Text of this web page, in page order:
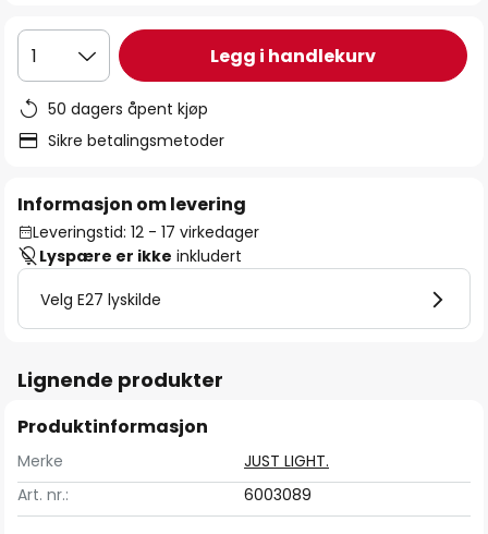
1 Legg i handlekurv
50 dagers åpent kjøp
Sikre betalingsmetoder
Informasjon om levering
Leveringstid: 12 - 17 virkedager
Lyspære er ikke inkludert
Velg E27 lyskilde
Lignende produkter
Produktinformasjon
Merke
JUST LIGHT.
Art. nr.:
6003089